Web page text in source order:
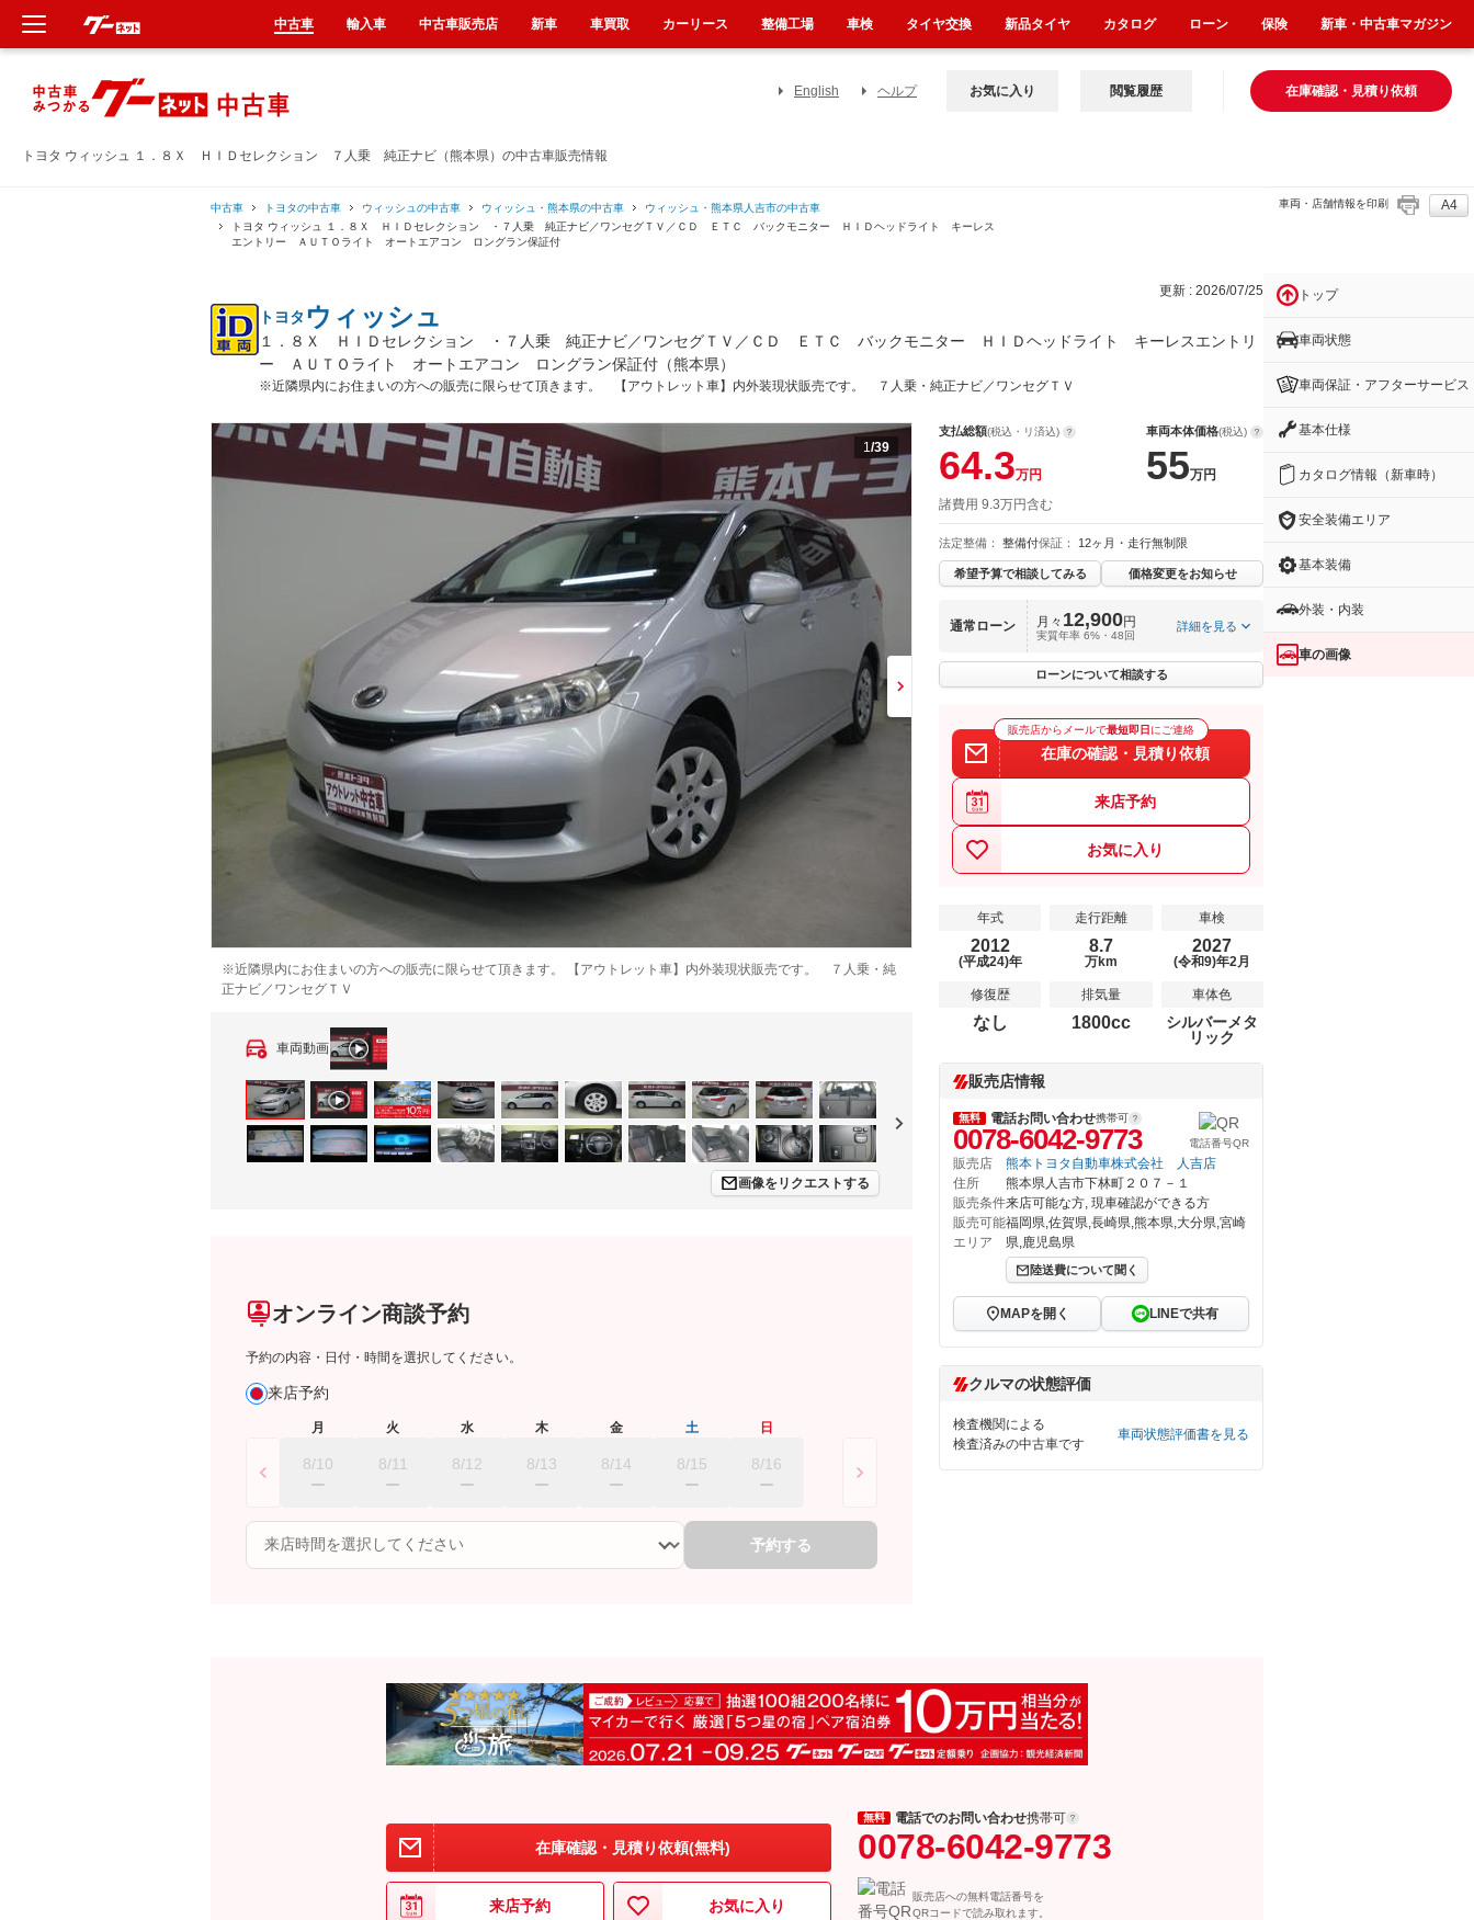
トヨタ ウィッシュ １．８Ｘ ＨＩＤセレクション ７人乗 純正ナビ（熊本県）の中古車販売情報
English ヘルプ 在庫確認・見積り依頼
お気に入り 閲覧履歴
中古車 トヨタの中古車 ウィッシュの中古車 ウィッシュ・熊本県の中古車
ウィッシュ・熊本県人吉市の中古車
トヨタ ウィッシュ １．８Ｘ ＨＩＤセレクション ・７人乗 純正ナビ／ワンセグＴＶ／ＣＤ ＥＴＣ バックモニター ＨＩＤヘッドライト キーレス
エントリー ＡＵＴＯライト オートエアコン ロングラン保証付
車両・店舗情報を印刷 A4
更新 : 2026/07/25
トヨタ ウィッシュ
１．８Ｘ ＨＩＤセレクション ・７人乗 純正ナビ／ワンセグＴＶ／ＣＤ ＥＴＣ バックモニター ＨＩＤヘッドライト キーレスエントリ
ー ＡＵＴＯライト オートエアコン ロングラン保証付（熊本県）
※近隣県内にお住まいの方への販売に限らせて頂きます。 【アウトレット車】内外装現状販売です。 ７人乗・純正ナビ／ワンセグＴＶ
1/39
※近隣県内にお住まいの方への販売に限らせて頂きます。 【アウトレット車】内外装現状販売です。 ７人乗・純
正ナビ／ワンセグＴＶ
車両動画
画像をリクエストする
オンライン商談予約
予約の内容・日付・時間を選択してください。
来店予約
月
8/10
火
8/11
水
8/12
木
8/13
金
8/14
土
8/15
日
8/16
予約する
支払総額(税込・リ済込)
64.3万円
車両本体価格(税込)
55万円
諸費用 9.3万円含む
法定整備： 整備付保証： 12ヶ月・走行無制限
希望予算で相談してみる 価格変更をお知らせ
通常ローン 月々 12,900円
実質年率 6%・48回
詳細を見る
ローンについて相談する
販売店からメールで最短即日 にご連絡
在庫の確認・見積り依頼
来店予約
お気に入り
年式
2012
(平成24)年
走行距離
8.7
万km
車検
2027
(令和9)年2月
修復歴
なし
排気量
1800cc
車体色
シルバーメタ
リック
販売店情報
無料 電話お問い合わせ携帯可
0078-6042-9773 電話番号QR
販売店
熊本トヨタ自動車株式会社 人吉店
住所
熊本県人吉市下林町２０７－１
販売条件来店可能な方, 現車確認ができる方
販売可能
エリア
福岡県,佐賀県,長崎県,熊本県,大分県,宮崎
県,鹿児島県
陸送費について聞く
MAPを開く LINEで共有
クルマの状態評価
検査機関による
検査済みの中古車です
車両状態評価書を見る
在庫確認・見積り依頼(無料)
来店予約 お気に入り
無料 電話でのお問い合わせ携帯可
0078-6042-9773
販売店への無料電話番号を
QRコードで読み取れます。
トップ
車両状態
車両保証・アフターサービス
基本仕様
カタログ情報（新車時）
安全装備エリア
基本装備
外装・内装
車の画像
中古車 輸入車 中古車販売店 新車 車買取 カーリース 整備工場 車検 タイヤ交換 新品タイヤ カタログ ローン 保険 新車・中古車マガジン
新車
中古車